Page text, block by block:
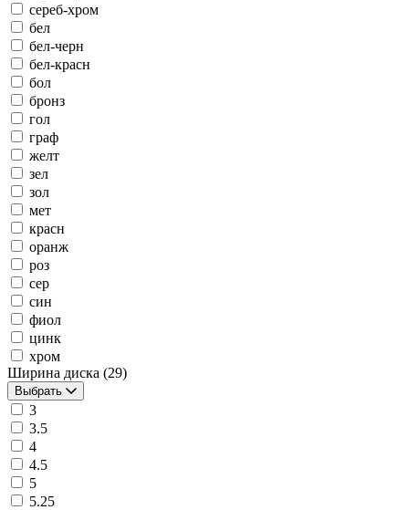
сереб-хром
бел
бел-черн
бел-красн
бол
бронз
гол
граф
желт
зел
зол
мет
красн
оранж
роз
сер
син
фиол
цинк
хром
Ширина диска (29)
Выбрать
3
3.5
4
4.5
5
5.25